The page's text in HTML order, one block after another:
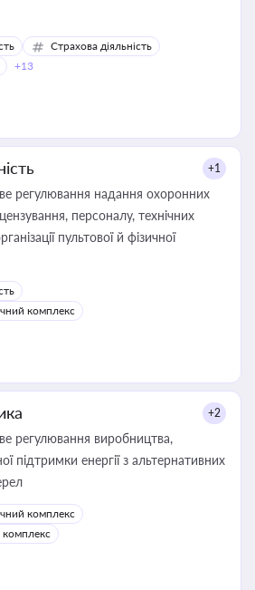
Страхова діяльність
+13
+1
регулювання надання охоронних
персоналу, технічних
пультової й фізичної
комплекс
+2
регулювання виробництва,
підтримки енергії з альтернативних
комплекс